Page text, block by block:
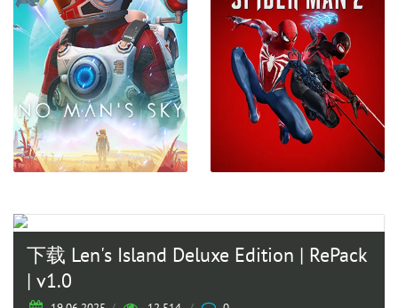
下载 Len's Island Deluxe Edition | RePack
| v1.0